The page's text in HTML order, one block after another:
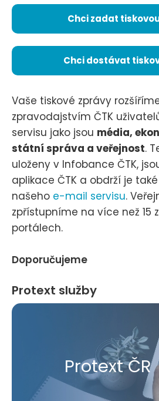
Chci zadat
Chci dostávat
Vaše tiskové zprávy
zpravodajstvím ČTK
servisu jako jsou média,
státní správa a veřejnost.
uloženy v Infobance ČTK,
aplikace ČTK a obdrží je
našeho e-mail servisu.
zpřístupníme na více než 15
portálech.
Doporučujeme
Protext služby
Protext ČR